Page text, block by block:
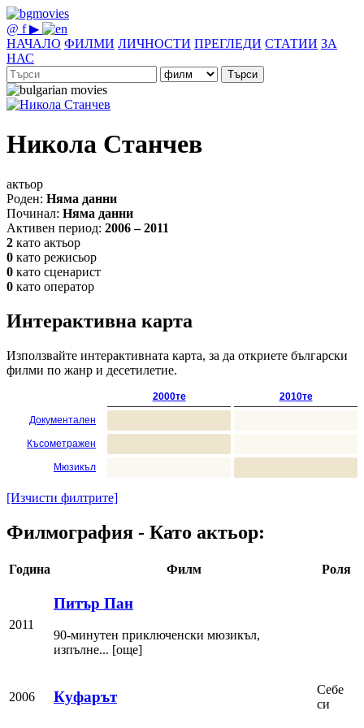
@ f ▶
НАЧАЛО ФИЛМИ ЛИЧНОСТИ ПРЕГЛЕДИ СТАТИИ ЗА
НАС
Търси
Никола Станчев
актьор
Роден: Няма данни
Починал: Няма данни
Активен период: 2006 – 2011
2 като актьор
0 като режисьор
0 като сценарист
0 като оператор
Интерактивна карта
Използвайте интерактивната карта, за да откриете български
филми по жанр и десетилетие.
2000те 2010те
Документален
Късометражен
Мюзикъл
[Изчисти филтрите]
Филмография - Като актьор:
Година Филм Роля
2011
Питър Пан
90-минутен приключенски мюзикъл,
изпълне... [още]
2006 Куфарът
Себе
си